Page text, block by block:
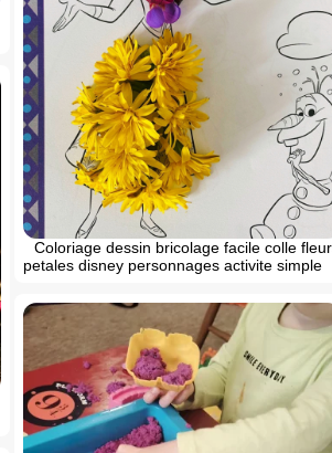
Coloriage dessin bricolage facile colle
petales disney personnages activite simple